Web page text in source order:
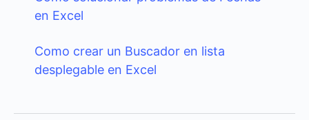
en Excel
Como crear un Buscador en lista
desplegable en Excel